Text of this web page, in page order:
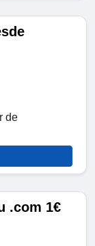
de
.com 1€